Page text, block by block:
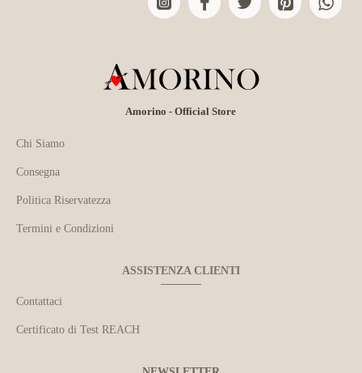
Amorino - Official Store
Chi Siamo
Consegna
Politica Riservatezza
Termini e Condizioni
ASSISTENZA CLIENTI
Contattaci
Certificato di Test REACH